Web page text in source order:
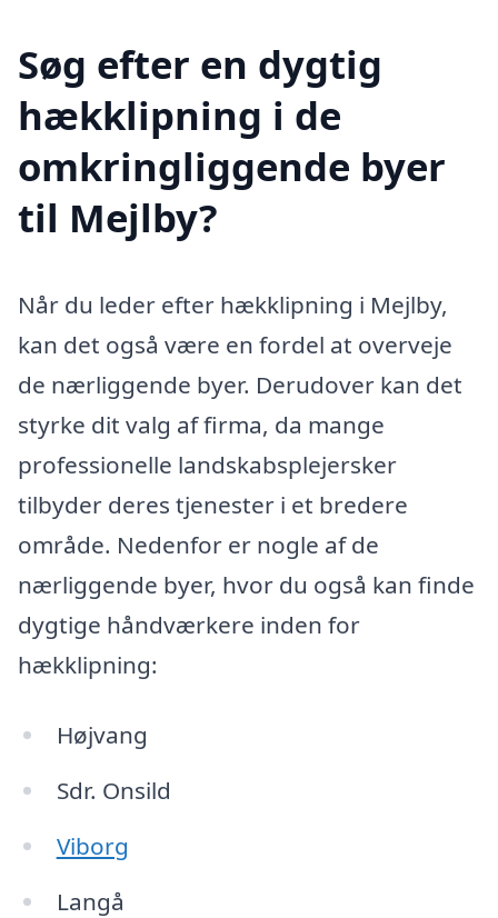
Søg efter en dygtig
hækklipning i de
omkringliggende byer
til Mejlby?
Når du leder efter hækklipning i Mejlby,
kan det også være en fordel at overveje
de nærliggende byer. Derudover kan det
styrke dit valg af firma, da mange
professionelle landskabsplejersker
tilbyder deres tjenester i et bredere
område. Nedenfor er nogle af de
nærliggende byer, hvor du også kan finde
dygtige håndværkere inden for
hækklipning:
Højvang
Sdr. Onsild
Viborg
Langå